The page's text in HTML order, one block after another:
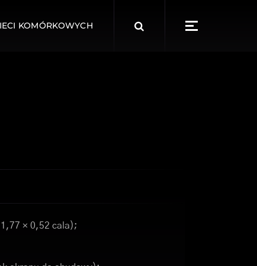
KOMÓRKOWYCH
for:
× 0,52 cala);